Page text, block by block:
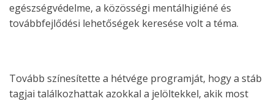
egészségvédelme, a közösségi mentálhigiéné és
továbbfejlődési lehetőségek keresése volt a téma.
Tovább színesítette a hétvége programját, hogy a stáb
tagjai találkozhattak azokkal a jelöltekkel, akik most